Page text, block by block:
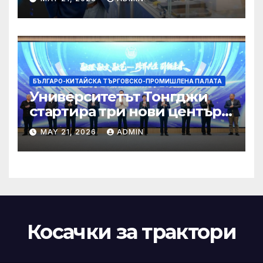
чрез приемане на AI+
БЪЛГАРО-КИТАЙСКА ТЪРГОВСКО-ПРОМИШЛЕНА ПАЛАТА
Университетът Тонгджи
стартира три нови центъра
за обучение
MAY 21, 2026 ADMIN
Косачки за трактори